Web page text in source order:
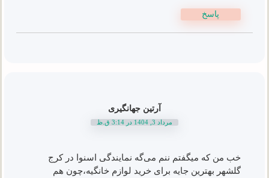
پاسخ
آرتین جهانگیری
مرداد 3, 1404 در 3:14 ق.ظ
خب من که میگفتم ننم می‌گه نمایندگی اسنوا در کرج
گلشهر بهترین جایه برای خرید لوازم خانگیه،چون هم